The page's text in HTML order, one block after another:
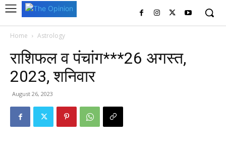
Home Astrology
राशिफल व पंचांग***26 अगस्त,
2023, शनिवार
August 26, 2023